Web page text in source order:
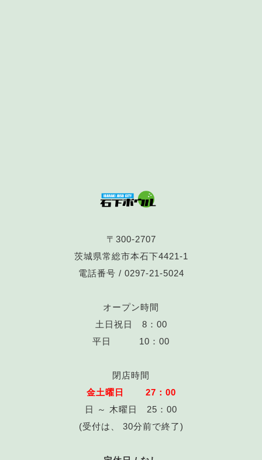
〒300-2707
茨城県常総市本石下4421-1
電話番号 / 0297-21-5024
オープン時間
土日祝日 8：00
平日 10：00
閉店時間
金土曜日 27：00
日 ～ 木曜日 25：00
(受付は、 30分前で終了)